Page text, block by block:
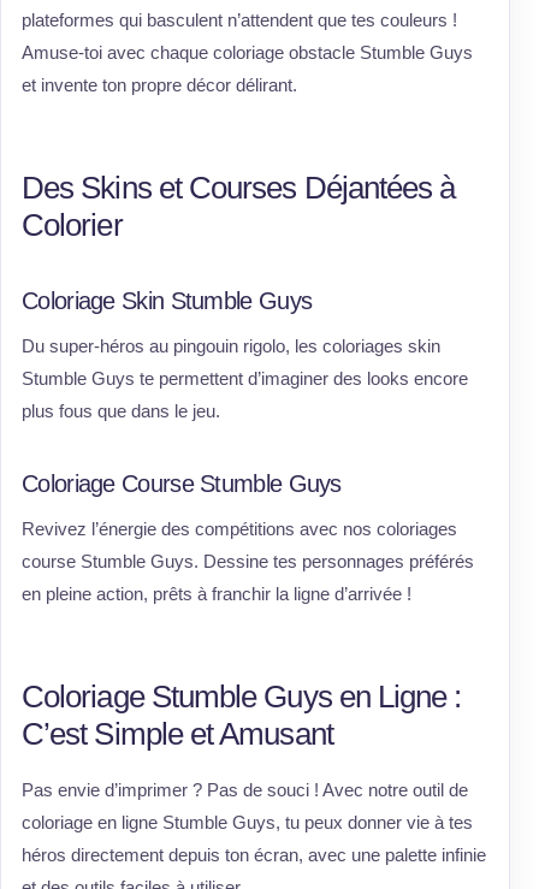
plateformes qui basculent n’attendent que tes couleurs !
Amuse-toi avec chaque coloriage obstacle Stumble Guys
et invente ton propre décor délirant.
Des Skins et Courses Déjantées à
Colorier
Coloriage Skin Stumble Guys
Du super-héros au pingouin rigolo, les coloriages skin
Stumble Guys te permettent d’imaginer des looks encore
plus fous que dans le jeu.
Coloriage Course Stumble Guys
Revivez l’énergie des compétitions avec nos coloriages
course Stumble Guys. Dessine tes personnages préférés
en pleine action, prêts à franchir la ligne d’arrivée !
Coloriage Stumble Guys en Ligne :
C’est Simple et Amusant
Pas envie d’imprimer ? Pas de souci ! Avec notre outil de
coloriage en ligne Stumble Guys, tu peux donner vie à tes
héros directement depuis ton écran, avec une palette infinie